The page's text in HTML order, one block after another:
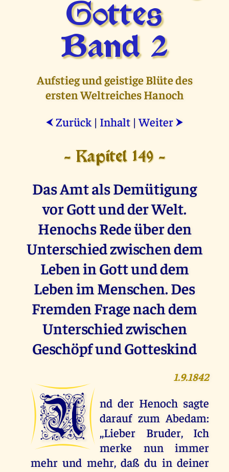
Gottes
Band 2
Aufstieg und geistige Blüte des
ersten Weltreiches Hanoch
⮜ Zurück | Inhalt |Weiter ⮞
- Kapitel 149 -
Das Amt als Demütigung
vor Gott und der Welt.
Henochs Rede über den
Unterschied zwischen dem
Leben in Gott und dem
Leben im Menschen. Des
Fremden Frage nach dem
Unterschied zwischen
Geschöpf und Gotteskind
1.9.1842
U
nd der Henoch sagte
darauf zum Abedam:
,,Lieber Bruder, Ich
merke nun immer
mehr und mehr, daß du in deiner